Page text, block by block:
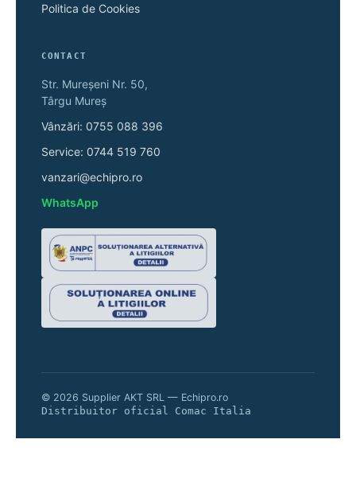
Politica de Cookies
CONTACT
Str. Mureșeni Nr. 50,
Târgu Mureș
Vânzări: 0755 088 396
Service: 0744 519 760
vanzari@echipro.ro
WhatsApp
© 2026 Supplier AKT SRL — Echipro.ro
Distribuitor oficial Comac Italia